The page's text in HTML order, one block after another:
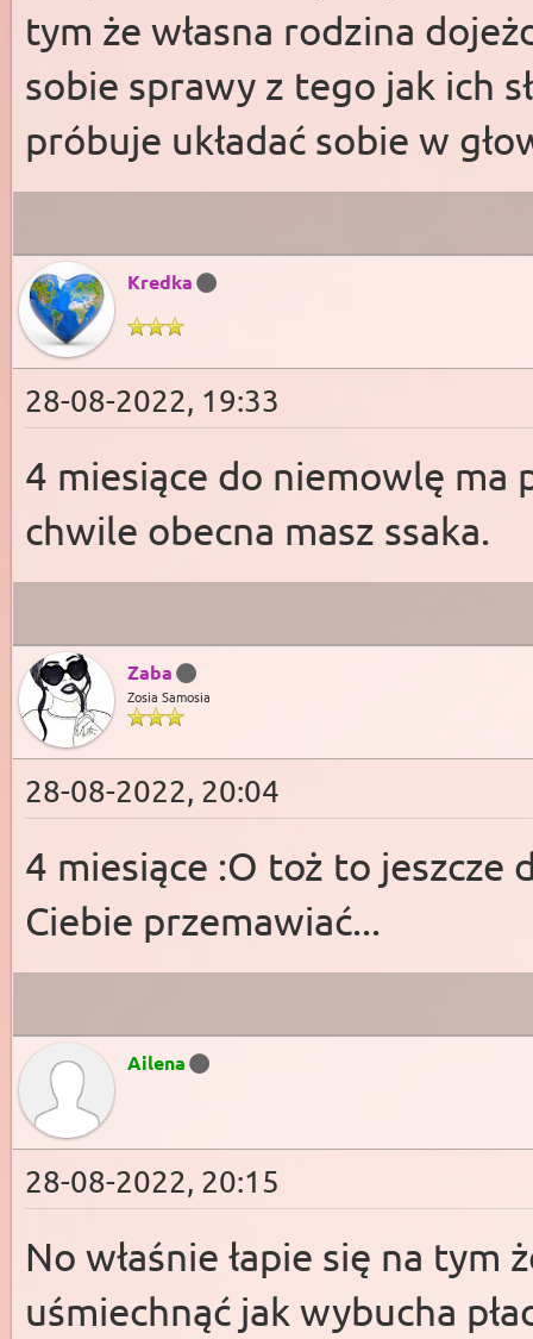
tym że własna rodzina
sobie sprawy z tego jak ich
próbuje układać sobie w
Kredka
28-08-2022, 19:33
4 miesiące do niemowlę ma
chwile obecna masz ssaka.
Zaba
Zosia Samosia
28-08-2022, 20:04
4 miesiące :O toż to jeszcze
Ciebie przemawiać...
Ailena
28-08-2022, 20:15
No właśnie łapie się na
uśmiechnąć jak wybucha